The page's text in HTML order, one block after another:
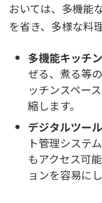
おいては、多機能
を省き、多様な料
多機能キッチ
ぜる、煮る等
ッチンスペー
縮します。
デジタルツール
ト管理システ
もアクセス可
ョンを容易にし